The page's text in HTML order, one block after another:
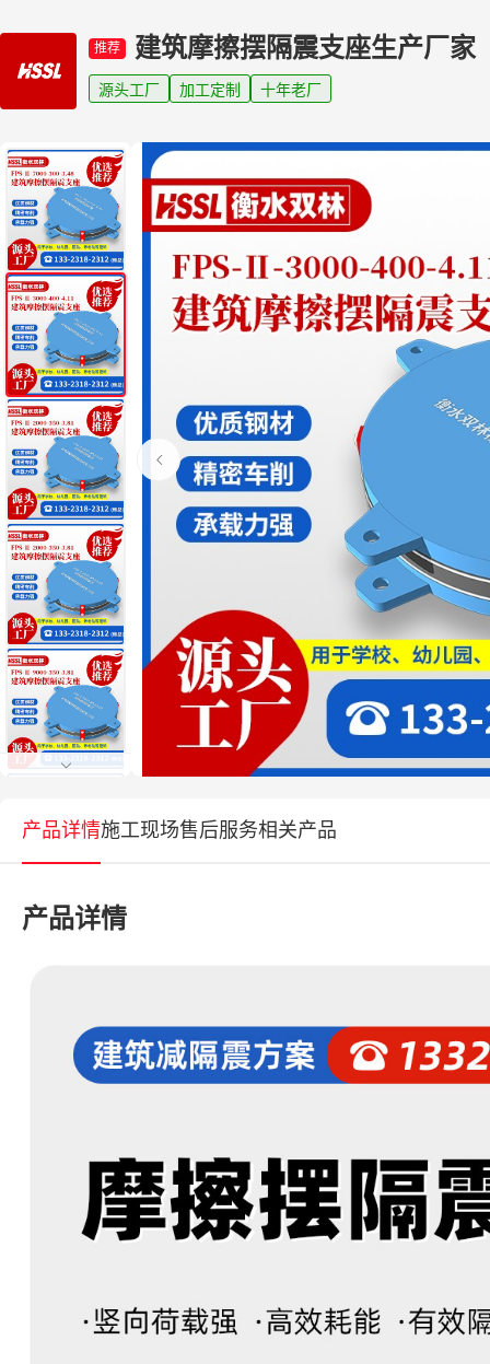
推荐 建筑摩擦摆隔震支座生产厂家
源头工厂 加工定制 十年老厂
产品详情施工现场售后服务相关产品
产品详情